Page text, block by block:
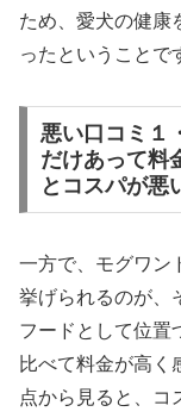
ため、愛犬の健康
ったということで
悪い口コミ１
だけあって料
とコスパが悪
一方で、モグワン
挙げられるのが、
フードとして位置
比べて料金が高く
点から見ると、コ